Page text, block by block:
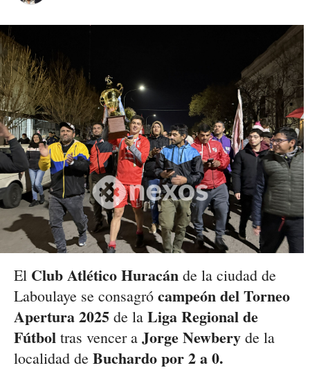
El Club Atlético Huracán de la ciudad de
Laboulaye se consagró campeón del Torneo
Apertura 2025 de la Liga Regional de
Fútbol tras vencer a Jorge Newbery de la
localidad de Buchardo por 2 a 0.